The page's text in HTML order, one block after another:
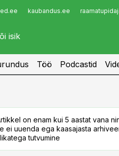
kaubandus.ee
Töö Podcastid
on enam kui 5 aastat vana
ei uuenda ega kaasajasta
tutvumine